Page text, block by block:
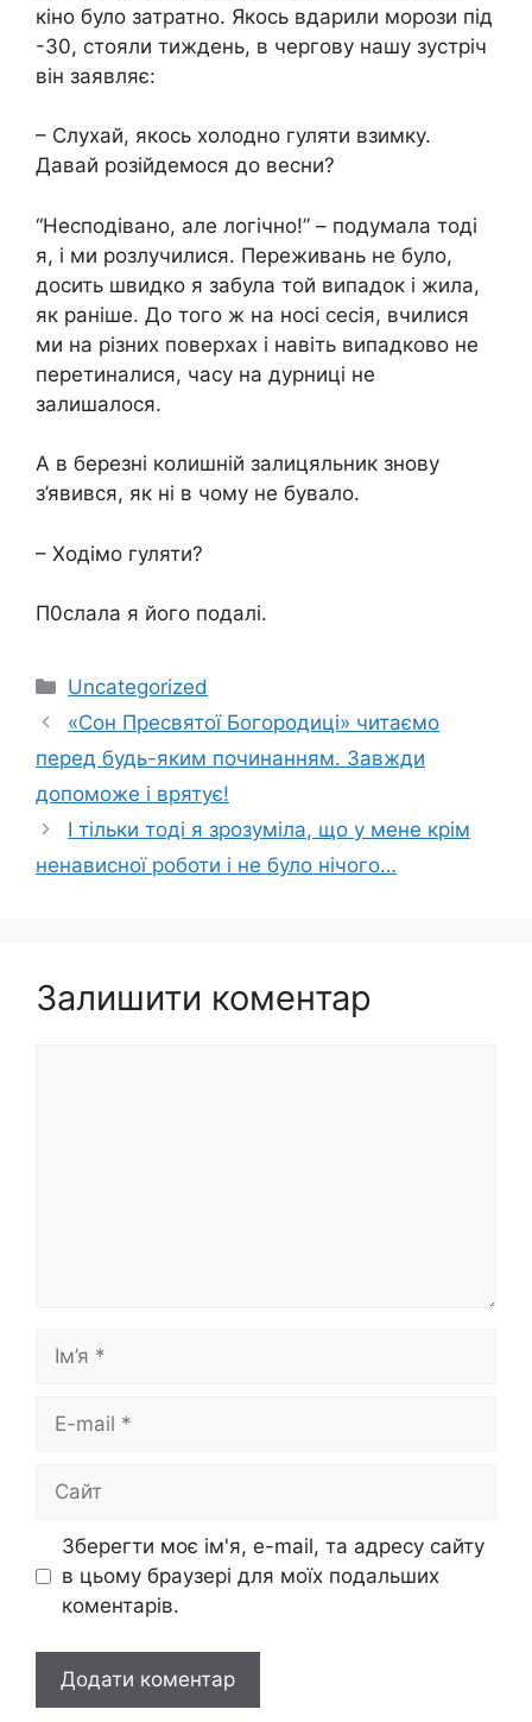
кіно було затратно. Якось вдарили морози під
-30, стояли тиждень, в чергову нашу зустріч
він заявляє:
– Слухай, якось холодно гуляти взимку.
Давай розійдемося до весни?
“Несподівано, але логічно!” – подумала тоді
я, і ми розлучилися. Переживань не було,
досить швидко я забула той випадок і жила,
як раніше. До того ж на носі сесія, вчилися
ми на різних поверхах і навіть випадково не
перетиналися, часу на дурниці не
залишалося.
А в березні колишній залицяльник знову
з’явився, як ні в чому не бувало.
– Ходімо гуляти?
П0слала я його подалі.
Категорії
Uncategorized
«Сон Пресвятої Богородиці» читаємо
перед будь-яким починанням. Завжди
допоможе і врятує!
І тільки тоді я зрозуміла, що у мене крім
ненависної роботи і не було нічого…
Залишити коментар
Ім’я
Сайт
Зберегти моє ім'я, e-mail, та адресу сайту
в цьому браузері для моїх подальших
коментарів.